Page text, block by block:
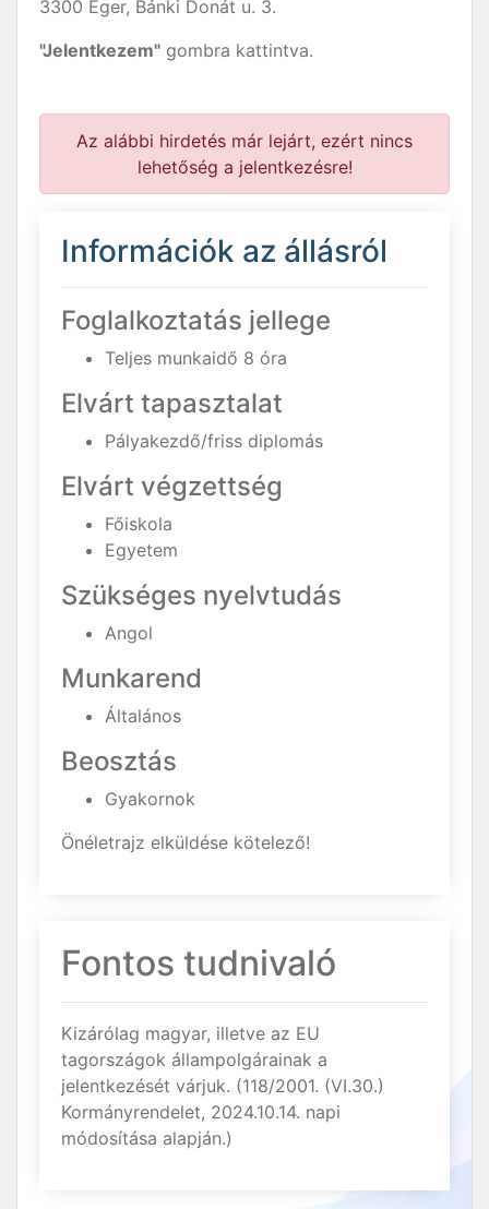
3300 Eger, Bánki Donát u. 3.
"Jelentkezem" gombra kattintva.
Az alábbi hirdetés már lejárt, ezért nincs
lehetőség a jelentkezésre!
Információk az állásról
Foglalkoztatás jellege
Teljes munkaidő 8 óra
Elvárt tapasztalat
Pályakezdő/friss diplomás
Elvárt végzettség
Főiskola
Egyetem
Szükséges nyelvtudás
Angol
Munkarend
Általános
Beosztás
Gyakornok
Önéletrajz elküldése kötelező!
Fontos tudnivaló
Kizárólag magyar, illetve az EU
tagországok állampolgárainak a
jelentkezését várjuk. (118/2001. (VI.30.)
Kormányrendelet, 2024.10.14. napi
módosítása alapján.)